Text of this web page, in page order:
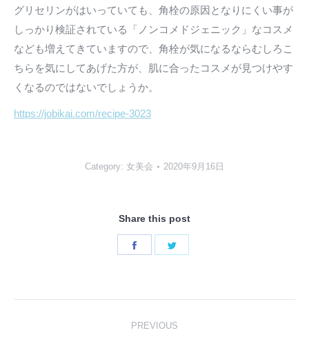
グリセリンがはいっていても、角栓の原因となりにくい事が
しっかり検証されている「ノンコメドジェニック」なコスメ
なども増えてきていますので、角栓が気になるならむしろこ
ちらを気にしてあげた方が、肌に合ったコスメが見つけやす
くなるのではないでしょうか。
https://jobikai.com/recipe-3023
Category: 女美会 2020年9月16日
Share this post
Share
PREVIOUS